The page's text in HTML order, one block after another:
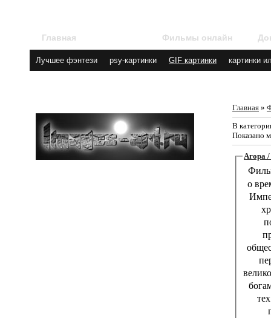
Главная
Лучшее фэнтези psy-картинки GIF картинки картинки
Фильмы онлайн
Главная »
В
Показано
Агора
о